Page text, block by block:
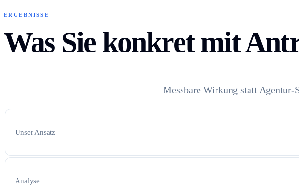
ERGEBNISSE
Was Sie konkret mit
Messbare Wirkung statt Agentur-
Unser Ansatz
Analyse